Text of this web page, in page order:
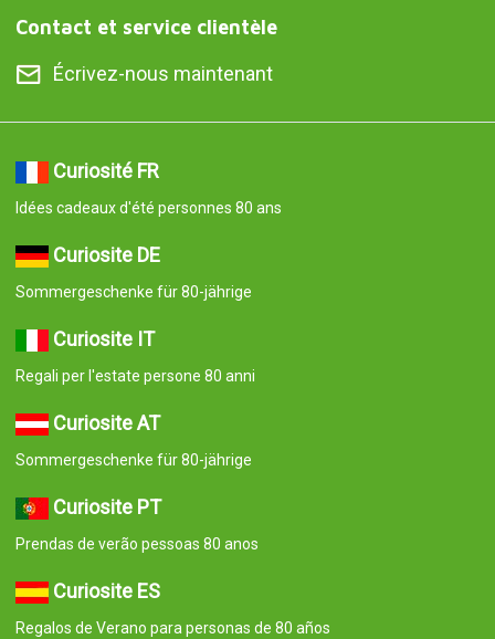
Contact et service clientèle
Écrivez-nous maintenant
Curiosité FR
Idées cadeaux d'été personnes 80 ans
Curiosite DE
Sommergeschenke für 80-jährige
Curiosite IT
Regali per l'estate persone 80 anni
Curiosite AT
Sommergeschenke für 80-jährige
Curiosite PT
Prendas de verão pessoas 80 anos
Curiosite ES
Regalos de Verano para personas de 80 años